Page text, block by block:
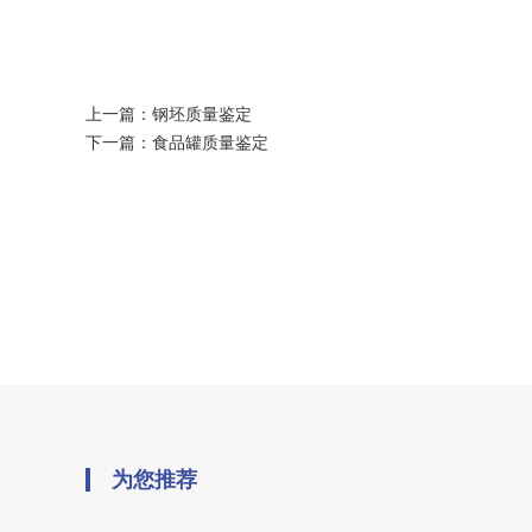
上一篇： 钢坯质量鉴定
下一篇： 食品罐质量鉴定
为您推荐